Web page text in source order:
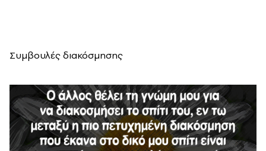
Συμβουλές διακόσμησης